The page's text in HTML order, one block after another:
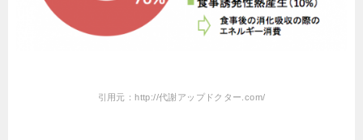
引用元：http://代謝アップドクター.com/